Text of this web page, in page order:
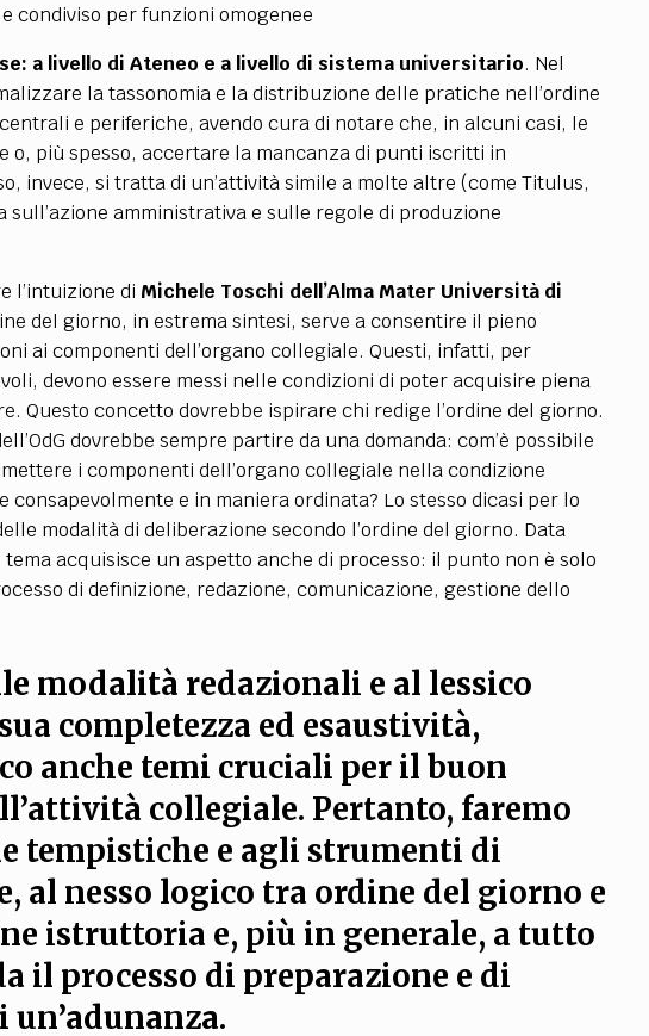
condiviso per funzioni omogenee
a livello di Ateneo e a livello di sistema universitario. Nel
la tassonomia e la distribuzione delle pratiche nell’ordine
e periferiche, avendo cura di notare che, in alcuni casi, le
o, più spesso, accertare la mancanza di punti iscritti in
invece, si tratta di un’attività simile a molte altre (come Titulus,
sull’azione amministrativa e sulle regole di produzione
l’intuizione di Michele Toschi dell’Alma Mater Università di
del giorno, in estrema sintesi, serve a consentire il pieno
ai componenti dell’organo collegiale. Questi, infatti, per
devono essere messi nelle condizioni di poter acquisire piena
Questo concetto dovrebbe ispirare chi redige l’ordine del giorno.
dovrebbe sempre partire da una domanda: com’è possibile
i componenti dell’organo collegiale nella condizione
e in maniera ordinata? Lo stesso dicasi per lo
modalità di deliberazione secondo l’ordine del giorno. Data
acquisisce un aspetto anche di processo: il punto non è solo
di definizione, redazione, comunicazione, gestione dello
modalità redazionali e al lessico
completezza ed esaustività,
anche temi cruciali per il buon
collegiale. Pertanto, faremo
tempistiche e agli strumenti di
al nesso logico tra ordine del giorno e
istruttoria e, più in generale, a tutto
il processo di preparazione e di